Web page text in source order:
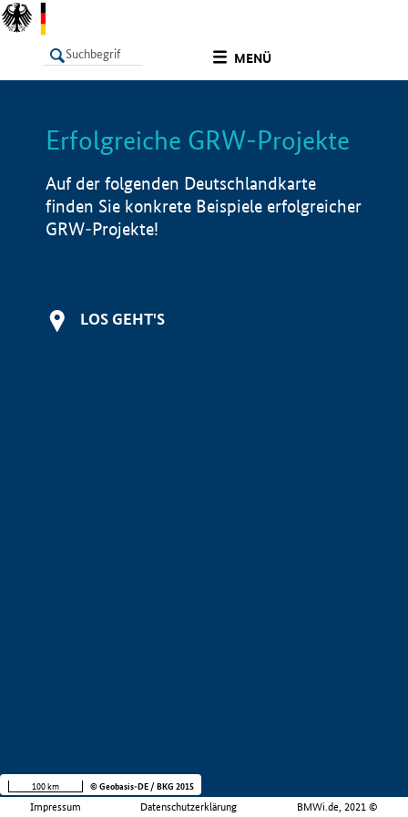
MENÜ
LISTE Info
Erfolgreiche GRW-Projekte
Auf der folgenden Deutschlandkarte
finden Sie konkrete Beispiele erfolgreicher
GRW-Projekte!
LOS GEHT'S
Impressum Datenschutzerklärung BMWi.de, 2021 ©
100 km © Geobasis-DE / BKG 2015